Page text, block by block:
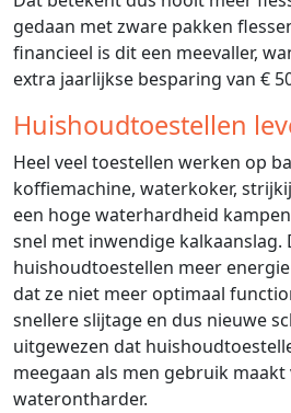
gedaan met zware pakken
financieel is dit een meevaller,
extra jaarlijkse besparing van €
Huishoudtoestellen
Heel veel toestellen werken op
koffiemachine, waterkoker,
een hoge waterhardheid
snel met inwendige kalkaanslag.
huishoudtoestellen meer
dat ze niet meer optimaal
snellere slijtage en dus nieuwe
uitgewezen dat
meegaan als men gebruik maakt
waterontharder.